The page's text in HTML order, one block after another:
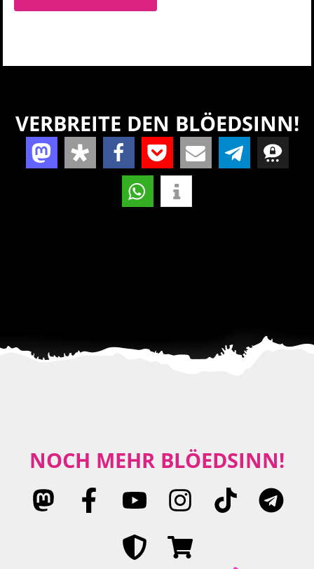
VERBREITE DEN BLÖEDSINN!
NOCH MEHR BLÖEDSINN!